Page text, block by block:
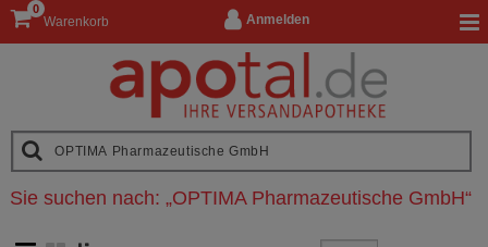
Anmelden
Warenkorb
0
Sie suchen nach: „OPTIMA Pharmazeutische GmbH“